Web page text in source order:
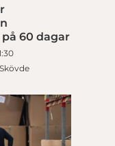
60 dagar